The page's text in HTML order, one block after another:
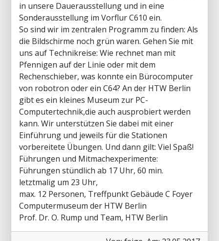
in unsere Dauerausstellung und in eine
Sonderausstellung im Vorflur C610 ein.
So sind wir im zentralen Programm zu finden: Als
die Bildschirme noch grün waren. Gehen Sie mit
uns auf Technikreise: Wie rechnet man mit
Pfennigen auf der Linie oder mit dem
Rechenschieber, was konnte ein Bürocomputer
von robotron oder ein C64? An der HTW Berlin
gibt es ein kleines Museum zur PC-
Computertechnik,die auch ausprobiert werden
kann. Wir unterstützen Sie dabei mit einer
Einführung und jeweils für die Stationen
vorbereitete Übungen. Und dann gilt: Viel Spaß!
Führungen und Mitmachexperimente:
Führungen stündlich ab 17 Uhr, 60 min.
letztmalig um 23 Uhr,
max. 12 Personen, Treffpunkt Gebäude C Foyer
Computermuseum der HTW Berlin
Prof. Dr. O. Rump und Team, HTW Berlin